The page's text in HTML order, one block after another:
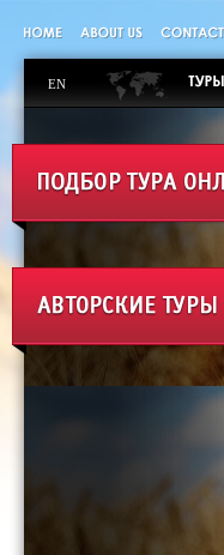
EN